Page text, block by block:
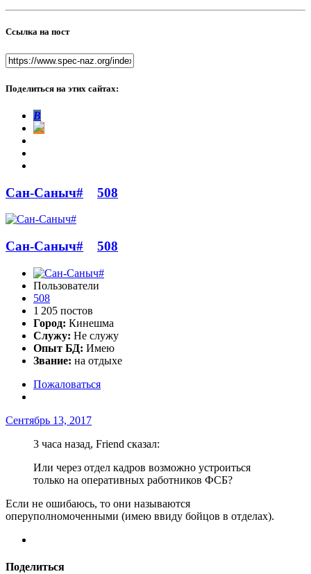
Ссылка на пост
Поделиться на этих сайтах:
В
Сан-Саныч# 508
Сан-Саныч# 508
Пользователи
508
1 205 постов
Город: Кинешма
Служу: Не служу
Опыт БД: Имею
Звание: на отдыхе
Пожаловаться
Сентябрь 13, 2017
3 часа назад, Friend сказал:
Или через отдел кадров возможно устроиться
только на оперативных работников ФСБ?
Если не ошибаюсь, то они называются
оперуполномоченными (имею ввиду бойцов в отделах).
Поделиться